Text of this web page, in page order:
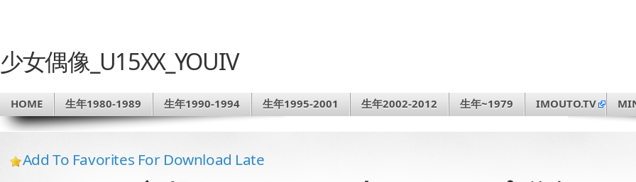
少女偶像_U15XX_YOUIV
HOME 生年1980-1989 生年1990-1994 生年1995-2001 生年2002-2012 生年~1979 IMOUTO.TV
Add To Favorites For Download Late